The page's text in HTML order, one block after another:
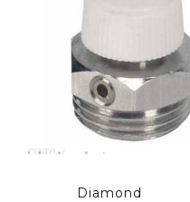
Diamond